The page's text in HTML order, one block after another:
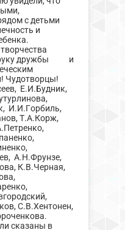
с детьми
и
руку дружбы и
Чудотворцы!
Е.И.Будник,
И.И.Горбиль,
Т.А.Корж,
А.Н.Фрунзе,
К.В.Черная,
С.В.Хентонен,
сказаны в